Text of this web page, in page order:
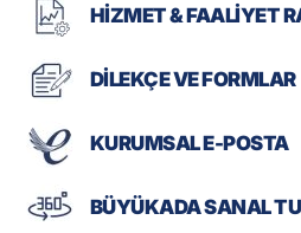
HİZMET & FAALİYET
DİLEKÇE VE FORMLAR
KURUMSAL E-POSTA
BÜYÜKADA SANAL